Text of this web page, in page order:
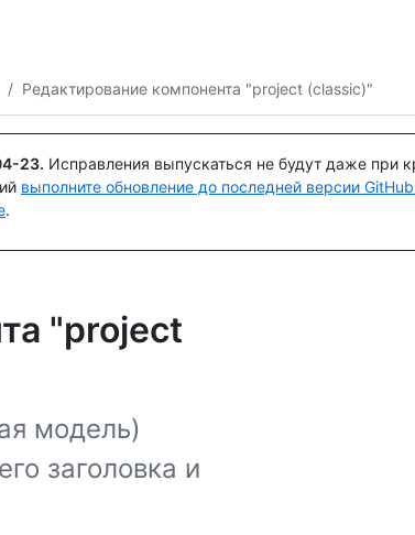
/ Редактирование компонента "project (classic)"
23. Исправления выпускаться не будут даже при
выполните обновление до последней версии
.
"project
модель)
заголовка и